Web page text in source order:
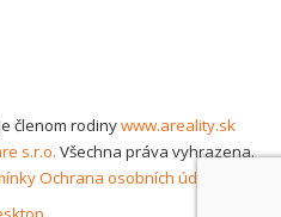
členom rodinywww.areality.sk
s.r.o. Všechna práva vyhrazena.
Ochrana osobních údajů